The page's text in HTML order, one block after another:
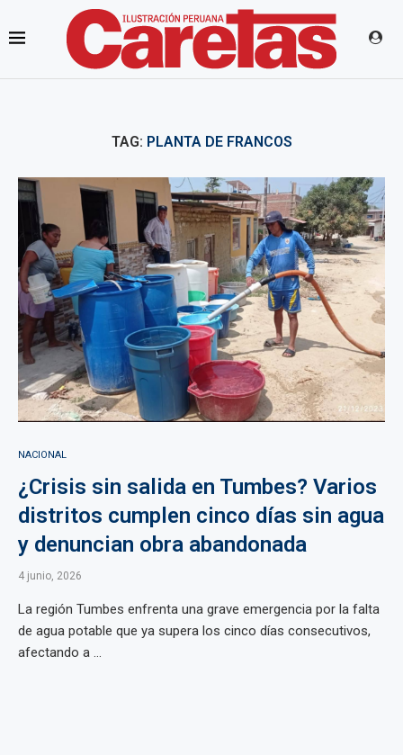
TAG: PLANTA DE FRANCOS
NACIONAL
¿Crisis sin salida en Tumbes? Varios
distritos cumplen cinco días sin agua
y denuncian obra abandonada
4 junio, 2026
La región Tumbes enfrenta una grave emergencia por la falta
de agua potable que ya supera los cinco días consecutivos,
afectando a ...